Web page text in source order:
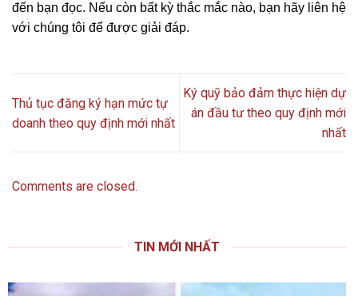
đến bạn đọc. Nếu còn bất kỳ thắc mắc nào, bạn hãy liên hệ
với chúng tôi để được giải đáp.
Thủ tục đăng ký hạn mức tự
doanh theo quy định mới nhất
Ký quỹ bảo đảm thực hiện dự
án đầu tư theo quy định mới
nhất
Comments are closed.
TIN MỚI NHẤT